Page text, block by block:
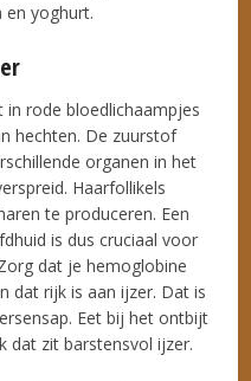
en yoghurt.
rode bloedlichaampjes
hechten. De zuurstof
organen in het
Haarfollikels
te produceren. Een
is dus cruciaal voor
dat je hemoglobine
dat rijk is aan ijzer. Dat is
Eet bij het ontbijt
dat zit barstensvol ijzer.